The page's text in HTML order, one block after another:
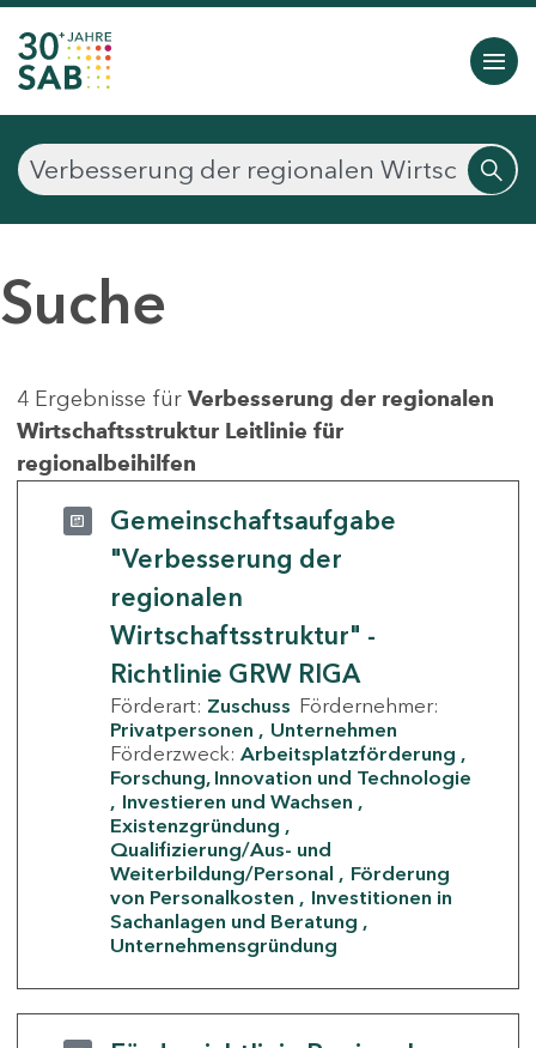
Suche
4 Ergebnisse für Verbesserung der regionalen
Wirtschaftsstruktur Leitlinie für
regionalbeihilfen
Gemeinschaftsaufgabe
"Verbesserung der
regionalen
Wirtschaftsstruktur" -
Richtlinie GRW RIGA
Förderart: Zuschuss Fördernehmer:
Privatpersonen
Unternehmen
Förderzweck: Arbeitsplatzförderung
Forschung, Innovation und Technologie
Investieren und Wachsen
Existenzgründung
Qualifizierung/Aus- und
Weiterbildung/Personal
Förderung
von Personalkosten
Investitionen in
Sachanlagen und Beratung
Unternehmensgründung